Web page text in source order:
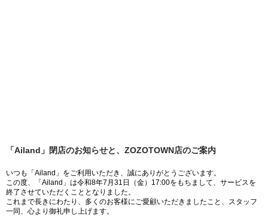
「Ailand」閉店のお知らせと、ZOZOTOWN店のご案内
いつも「Ailand」をご利用いただき、誠にありがとうございます。
この度、「Ailand」は令和8年7月31日（金）17:00をもちまして、サービスを
終了させていただくこととなりました。
これまで長きにわたり、多くのお客様にご愛顧いただきましたこと、スタッフ
一同、心より御礼申し上げます。